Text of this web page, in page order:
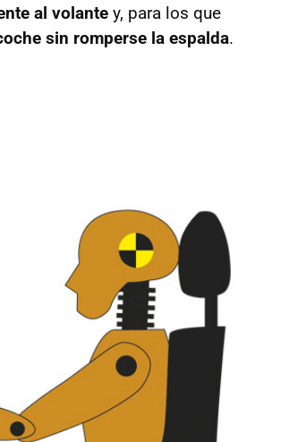
al volante y, para los que
sin romperse la espalda.